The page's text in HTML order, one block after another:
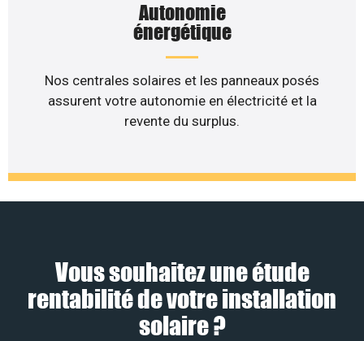
Autonomie
énergétique
Nos centrales solaires et les panneaux posés
assurent votre autonomie en électricité et la
revente du surplus.
Vous souhaitez une étude
rentabilité de votre installation
solaire ?